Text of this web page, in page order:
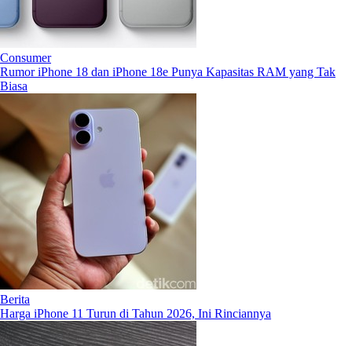
Consumer
Rumor iPhone 18 dan iPhone 18e Punya Kapasitas RAM yang Tak
Biasa
Berita
Harga iPhone 11 Turun di Tahun 2026, Ini Rinciannya